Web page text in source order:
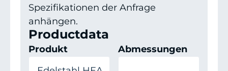
Spezifikationen der Anfrage
anhängen.
Productdata
Produkt Abmessungen